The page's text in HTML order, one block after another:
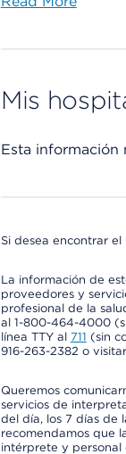
Mis
Esta información
Si desea encontrar
La información de
proveedores y
profesional de la
al 1-800-464-4000
línea TTY al 711 (sin
916-263-2382 o visitar
Queremos
servicios de
del día, los 7 días de
recomendamos que
intérprete y personal